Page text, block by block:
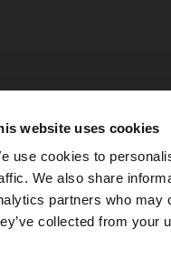
website uses cookies
use cookies to
We also share
partners who may
collected from your